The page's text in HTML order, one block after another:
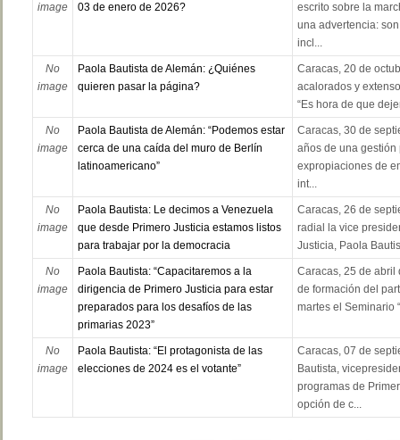
image
03 de enero de 2026?
escrito sobre la
una advertencia:
incl...
No
image
Paola Bautista de Alemán: ¿Quiénes
quieren pasar la página?
Caracas, 20 de
acalorados y
“Es hora de que
No
image
Paola Bautista de Alemán: “Podemos estar
cerca de una caída del muro de Berlín
latinoamericano”
Caracas, 30 de
años de una
expropiaciones de
int...
No
image
Paola Bautista: Le decimos a Venezuela
que desde Primero Justicia estamos listos
para trabajar por la democracia
Caracas, 26 de
radial la vice
Justicia, Paola
No
image
Paola Bautista: “Capacitaremos a la
dirigencia de Primero Justicia para estar
preparados para los desafíos de las
primarias 2023”
Caracas, 25 de abril
de formación del
martes el Seminario
No
image
Paola Bautista: “El protagonista de las
elecciones de 2024 es el votante”
Caracas, 07 de
Bautista,
programas de
opción de c...